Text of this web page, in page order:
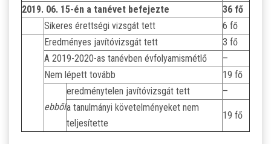
2019. 06. 15-én a tanévet befejezte
36 fő
Sikeres érettségi vizsgát tett
6 fő
Eredményes javítóvizsgát tett
3 fő
A 2019-2020-as tanévben évfolyamismétlő
–
Nem lépett tovább
19 fő
ebből
eredménytelen javítóvizsgát tett
–
a tanulmányi követelményeket nem
teljesítette
19 fő